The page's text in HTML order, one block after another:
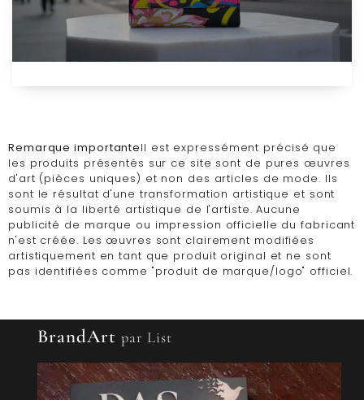
Remarque importanteIl est expressément précisé que
les produits présentés sur ce site sont de pures œuvres
d'art (pièces uniques) et non des articles de mode. Ils
sont le résultat d'une transformation artistique et sont
soumis à la liberté artistique de l'artiste. Aucune
publicité de marque ou impression officielle du fabricant
n'est créée. Les œuvres sont clairement modifiées
artistiquement en tant que produit original et ne sont
pas identifiées comme "produit de marque/logo" officiel.
BrandArt par List